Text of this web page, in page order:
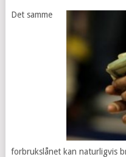
Det samme
forbrukslånet kan naturligvis